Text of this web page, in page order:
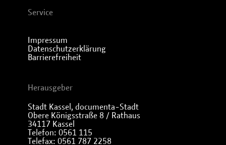
Service
Impressum
Datenschutzerklärung
Barrierefreiheit
Herausgeber
Stadt Kassel, documenta-Stadt
Obere Königsstraße 8 / Rathaus
34117 Kassel
Telefon: 0561 115
Telefax: 0561 787 2258